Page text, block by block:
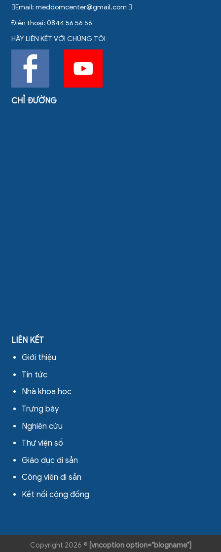
Email: meddomcenter@gmail.com
Điện thoại: 0844 56 56 56
HÃY LIÊN KẾT VỚI CHÚNG TÔI
CHỈ ĐƯỜNG
LIÊN KẾT
Giới thiệu
Tin tức
Nhà khoa học
Trưng bày
Nghiên cứu
Thư viện số
Giáo dục di sản
Công viên di sản
Kết nối cộng đồng
Copyright 2026 © [vncoption option="blogname"]